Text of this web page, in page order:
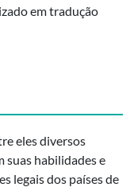
em tradução
eles diversos
suas habilidades e
legais dos países de